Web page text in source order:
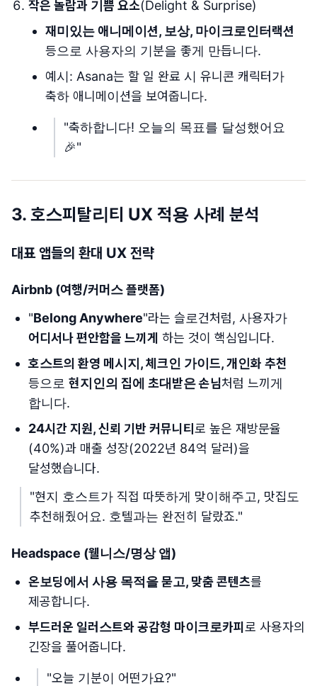
작은 놀람과 기쁨 요소(Delight & Surprise)
재미있는 애니메이션, 보상, 마이크로인터랙션
등으로 사용자의 기분을 좋게 만듭니다.
예시: Asana는 할 일 완료 시 유니콘 캐릭터가
축하 애니메이션을 보여줍니다.
"축하합니다! 오늘의 목표를 달성했어요
🎉"
3. 호스피탈리티 UX 적용 사례 분석
대표 앱들의 환대 UX 전략
Airbnb (여행/커머스 플랫폼)
"Belong Anywhere"라는 슬로건처럼, 사용자가
어디서나 편안함을 느끼게
하는 것이 핵심입니다.
호스트의 환영 메시지, 체크인 가이드, 개인화 추천
등으로 현지인의 집에 초대받은 손님처럼 느끼게
합니다.
24시간 지원, 신뢰 기반 커뮤니티 로 높은 재방문율
(40%)과 매출 성장(2022년 84억 달러)을
달성했습니다.
"현지 호스트가 직접 따뜻하게 맞이해주고, 맛집도
추천해줬어요. 호텔과는 완전히 달랐죠."
Headspace (웰니스/명상 앱)
온보딩에서 사용 목적을 묻고, 맞춤 콘텐츠를
제공합니다.
부드러운 일러스트와 공감형 마이크로카피 로 사용자의
긴장을 풀어줍니다.
"오늘 기분이 어떤가요?"